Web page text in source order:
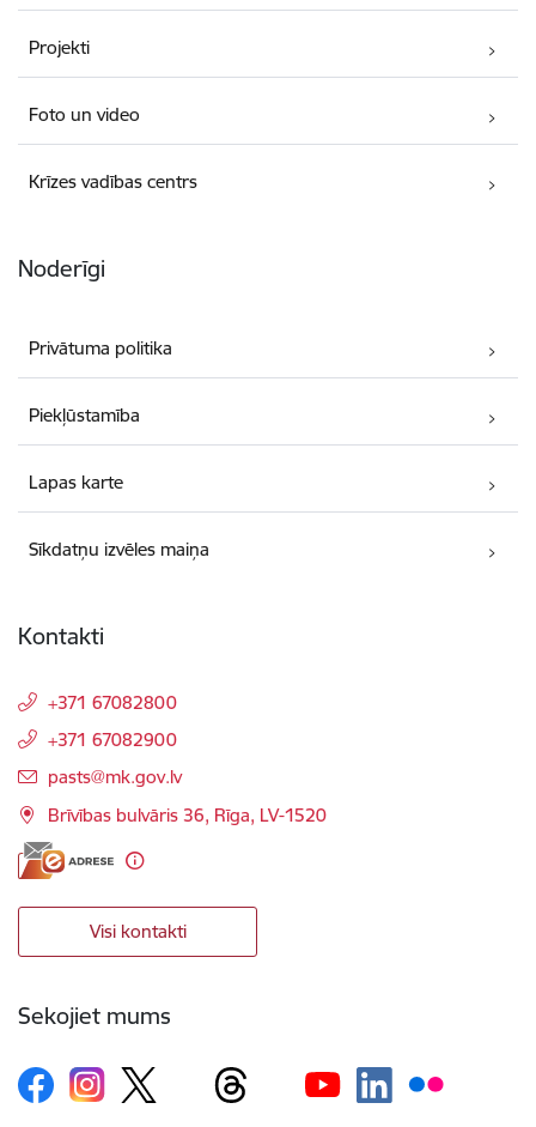
Projekti
Foto un video
Krīzes vadības centrs
Noderīgi
Privātuma politika
Piekļūstamība
Lapas karte
Sīkdatņu izvēles maiņa
Kontakti
+371 67082800
+371 67082900
E-pasts:
pasts@mk.gov.lv
Brīvības bulvāris 36, Rīga, LV-1520
Visi kontakti
Sekojiet mums